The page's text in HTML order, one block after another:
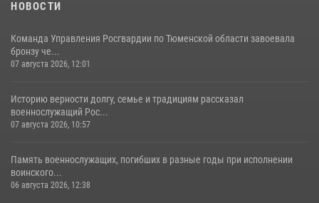
НОВОСТИ
Команда Управления Росгвардии по Тюменской области завоевала
бронзу че...
07 августа 2026, 12:01
Историю верности долгу, семье и традициям рассказал
военнослужащий Рос...
07 августа 2026, 10:57
Память военнослужащих, погибших в разные годы при исполнении
воинского...
06 августа 2026, 12:38